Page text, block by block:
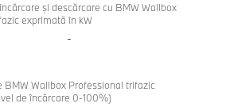
şi descărcare cu BMW Wallbox
exprimată în kW
-
BMW Wallbox Professional trifazic
de încărcare 0-100%)